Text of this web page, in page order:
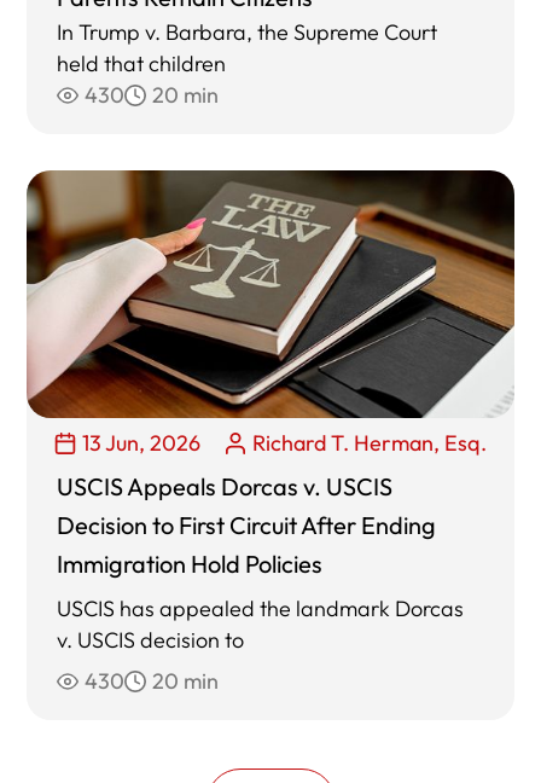
In Trump v. Barbara, the Supreme Court
held that children
430
20 min
13 Jun, 2026 Richard T. Herman, Esq.
USCIS Appeals Dorcas v. USCIS
Decision to First Circuit After Ending
Immigration Hold Policies
USCIS has appealed the landmark Dorcas
v. USCIS decision to
430
20 min